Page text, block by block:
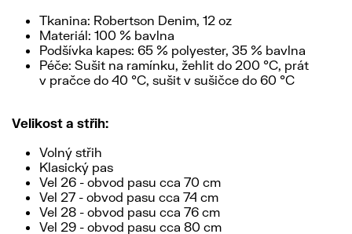
Tkanina: Robertson Denim, 12 oz
Materiál: 100 % bavlna
Podšívka kapes: 65 % polyester, 35 % bavlna
Péče: Sušit na ramínku, žehlit do 200 °C, prát
v pračce do 40 °C, sušit v sušičce do 60 °C
Velikost a střih:
Volný střih
Klasický pas
Vel 26 - obvod pasu cca 70 cm
Vel 27 - obvod pasu cca 74 cm
Vel 28 - obvod pasu cca 76 cm
Vel 29 - obvod pasu cca 80 cm